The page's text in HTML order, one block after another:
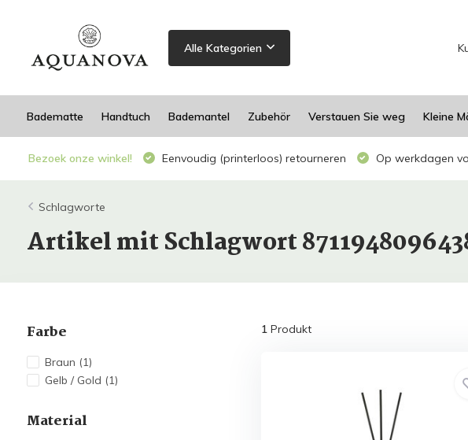
Alle Kategorien
Badematte Handtuch Bademantel Zubehör Verstauen Sie weg Kleine
Bezoek onze winkel! Eenvoudig (printerloos) retourneren Op werkdagen
Schlagworte
Artikel mit Schlagwort
Farbe
Braun (1)
Gelb / Gold (1)
Material
1Produkt